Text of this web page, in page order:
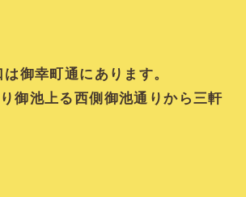
御幸町通にあります。
御池上る西側御池通りから三軒